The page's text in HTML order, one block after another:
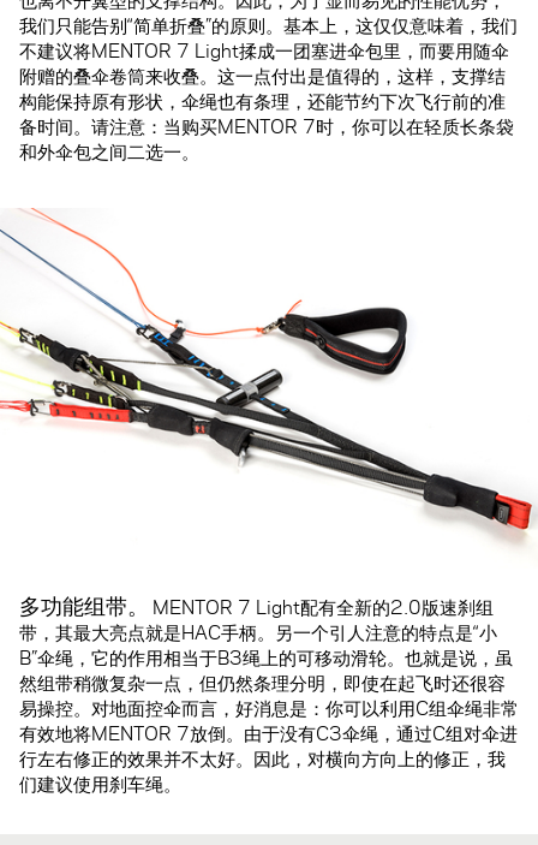
我们只能告别“简单折叠”的原则。基本上，这仅仅意味着，我们
不建议将MENTOR 7 Light揉成一团塞进伞包里，而要用随伞
附赠的叠伞卷筒来收叠。这一点付出是值得的，这样，支撑结
构能保持原有形状，伞绳也有条理，还能节约下次飞行前的准
备时间。请注意：当购买MENTOR 7时，你可以在轻质长条袋
和外伞包之间二选一。
多功能组带。
MENTOR 7 Light配有全新的2.0版速刹组
带，其最大亮点就是HAC手柄。另一个引人注意的特点是“小
B”伞绳，它的作用相当于B3绳上的可移动滑轮。也就是说，虽
然组带稍微复杂一点，但仍然条理分明，即使在起飞时还很容
易操控。对地面控伞而言，好消息是：你可以利用C组伞绳非常
有效地将MENTOR 7放倒。由于没有C3伞绳，通过C组对伞进
行左右修正的效果并不太好。因此，对横向方向上的修正，我
们建议使用刹车绳。